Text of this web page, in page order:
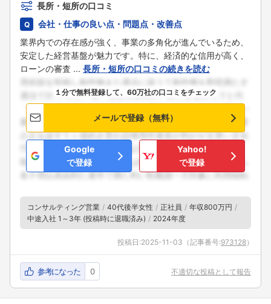
長所・短所の口コミ
会社・仕事の良い点・問題点・改善点
業界内での存在感が強く、事業の多角化が進んでいるため、
安定した経営基盤が魅力です。特に、経済的な信用が高く、
ローンの審査 ... 長所・短所の口コミの続きを読む
１分で無料登録して、60万社の口コミをチェック
メールで登録（無料）
Google
で登録
Yahoo!
で登録
コンサルティング営業 40代後半女性 正社員
年収800万円
中途入社 1～3年 (投稿時に退職済み)
2024年度
投稿日:2025-11-03 （記事番号:973128）
参考になった 0 不適切な投稿として報告